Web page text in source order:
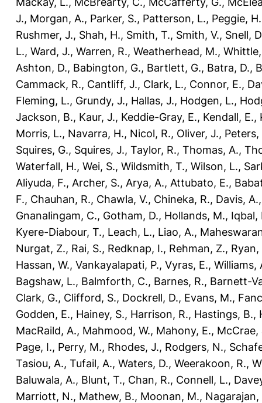
J., Morgan, A., Parker, S., Patterson, L., Peggie, H.
Rushmer, J., Shah, H., Smith, T., Smith, V., Snell,
L., Ward, J., Warren, R., Weatherhead, M.,
Ashton, D., Babington, G., Bartlett, G., Batra, D.,
Cammack, R., Cantliff, J., Clark, L., Connor, E.,
Fleming, L., Grundy, J., Hallas, J., Hodgen, L.,
Jackson, B., Kaur, J., Keddie-Gray, E., Kendall, E.,
Morris, L., Navarra, H., Nicol, R., Oliver, J., Peters,
Squires, G., Squires, J., Taylor, R., Thomas, A.,
Waterfall, H., Wei, S., Wildsmith, T., Wilson, L.,
Aliyuda, F., Archer, S., Arya, A., Attubato, E.,
F., Chauhan, R., Chawla, V., Chineka, R., Davis, A.
Gnanalingam, C., Gotham, D., Hollands, M., Iqbal,
Kyere-Diabour, T., Leach, L., Liao, A.,
Nurgat, Z., Rai, S., Redknap, I., Rehman, Z., Ryan,
Hassan, W., Vankayalapati, P., Vyras, E., Williams,
Bagshaw, L., Balmforth, C., Barnes, R., Barnett-
Clark, G., Clifford, S., Dockrell, D., Evans, M.,
Godden, E., Hainey, S., Harrison, R., Hastings, B.,
MacRaild, A., Mahmood, W., Mahony, E., McCrae,
Page, I., Perry, M., Rhodes, J., Rodgers, N.,
Tasiou, A., Tufail, A., Waters, D., Weerakoon, R.,
Baluwala, A., Blunt, T., Chan, R., Connell, L.,
Marriott, N., Mathew, B., Moonan, M., Nagarajan,